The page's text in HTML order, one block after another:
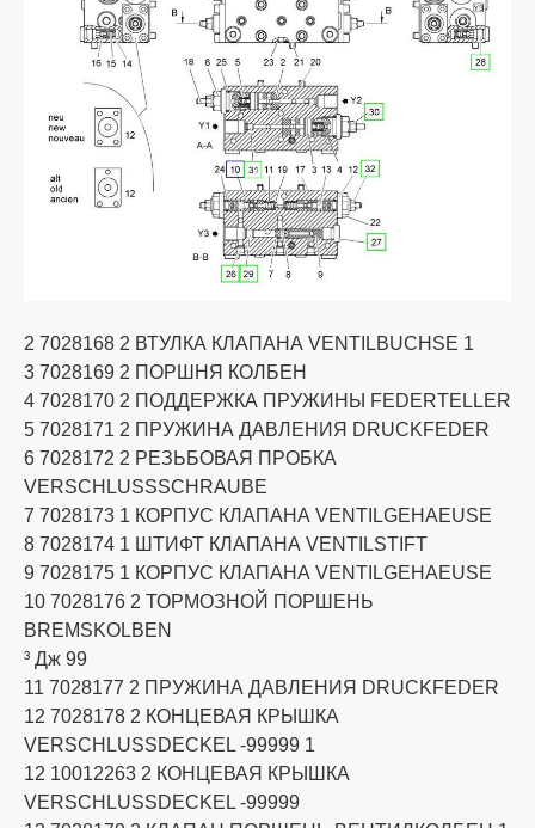
2 7028168 2 ВТУЛКА КЛАПАНА VENTILBUCHSE 1
3 7028169 2 ПОРШНЯ КОЛБЕН
4 7028170 2 ПОДДЕРЖКА ПРУЖИНЫ FEDERTELLER
5 7028171 2 ПРУЖИНА ДАВЛЕНИЯ DRUCKFEDER
6 7028172 2 РЕЗЬБОВАЯ ПРОБКА
VERSCHLUSSSCHRAUBE
7 7028173 1 КОРПУС КЛАПАНА VENTILGEHAEUSE
8 7028174 1 ШТИФТ КЛАПАНА VENTILSTIFT
9 7028175 1 КОРПУС КЛАПАНА VENTILGEHAEUSE
10 7028176 2 ТОРМОЗНОЙ ПОРШЕНЬ
BREMSKOLBEN
³ Дж 99
11 7028177 2 ПРУЖИНА ДАВЛЕНИЯ DRUCKFEDER
12 7028178 2 КОНЦЕВАЯ КРЫШКА
VERSCHLUSSDECKEL -99999 1
12 10012263 2 КОНЦЕВАЯ КРЫШКА
VERSCHLUSSDECKEL -99999